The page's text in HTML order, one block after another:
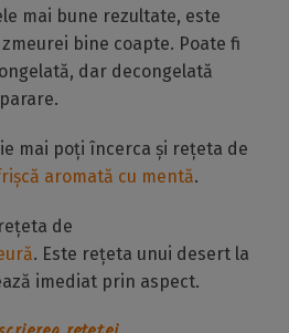
mai bune rezultate, este
bine coapte. Poate fi
dar decongelată
mai poți încerca și rețeta de
aromată cu mentă.
de
. Este rețeta unui desert la
imediat prin aspect.